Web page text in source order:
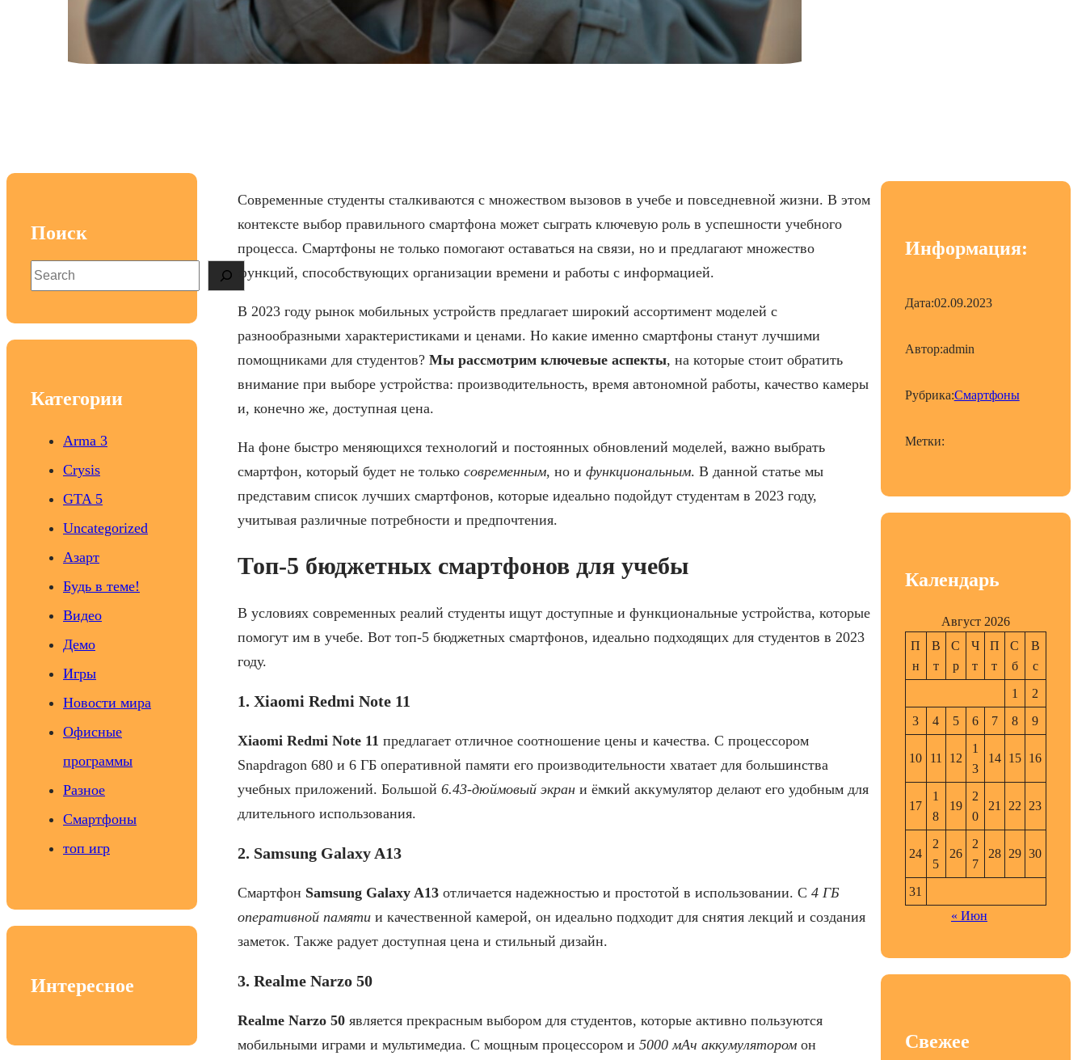
Поиск
S
e
Категории
Arma 3
Crysis
GTA 5
Uncategorized
Азарт
Будь в теме!
Видео
Демо
Игры
Новости мира
Офисные
программы
Разное
Смартфоны
топ игр
Интересное
Современные студенты сталкиваются с множеством вызовов в учебе и повседневной жизни. В этом
контексте выбор правильного смартфона может сыграть ключевую роль в успешности учебного
процесса. Смартфоны не только помогают оставаться на связи, но и предлагают множество
функций, способствующих организации времени и работы с информацией.
В 2023 году рынок мобильных устройств предлагает широкий ассортимент моделей с
разнообразными характеристиками и ценами. Но какие именно смартфоны станут лучшими
помощниками для студентов? Мы рассмотрим ключевые аспекты, на которые стоит обратить
внимание при выборе устройства: производительность, время автономной работы, качество камеры
и, конечно же, доступная цена.
На фоне быстро меняющихся технологий и постоянных обновлений моделей, важно выбрать
смартфон, который будет не только современным, но и функциональным. В данной статье мы
представим список лучших смартфонов, которые идеально подойдут студентам в 2023 году,
учитывая различные потребности и предпочтения.
Топ-5 бюджетных смартфонов для учебы
В условиях современных реалий студенты ищут доступные и функциональные устройства, которые
помогут им в учебе. Вот топ-5 бюджетных смартфонов, идеально подходящих для студентов в 2023
году.
1. Xiaomi Redmi Note 11
Xiaomi Redmi Note 11 предлагает отличное соотношение цены и качества. С процессором
Snapdragon 680 и 6 ГБ оперативной памяти его производительности хватает для большинства
учебных приложений. Большой 6.43-дюймовый экрани ёмкий аккумулятор делают его удобным для
длительного использования.
2. Samsung Galaxy A13
Смартфон Samsung Galaxy A13отличается надежностью и простотой в использовании. С 4 ГБ
оперативной памятии качественной камерой, он идеально подходит для снятия лекций и создания
заметок. Также радует доступная цена и стильный дизайн.
3. Realme Narzo 50
Realme Narzo 50является прекрасным выбором для студентов, которые активно пользуются
мобильными играми и мультимедиа. С мощным процессором и 5000 мАч аккумуляторомон
Информация:
Дата:02.09.2023
Автор:admin
Рубрика:Смартфоны
Метки:
Календарь
Август 2026
П
н
В
т
С
р
Ч
т
П
т
С
б
В
с
1
2
3
4 5 6 7 8 9
10 11 12
1
3
14 15 16
17
1
8
19
2
0
21 22 23
24
2
5
26
2
7
28 29 30
31
« Июн
Свежее